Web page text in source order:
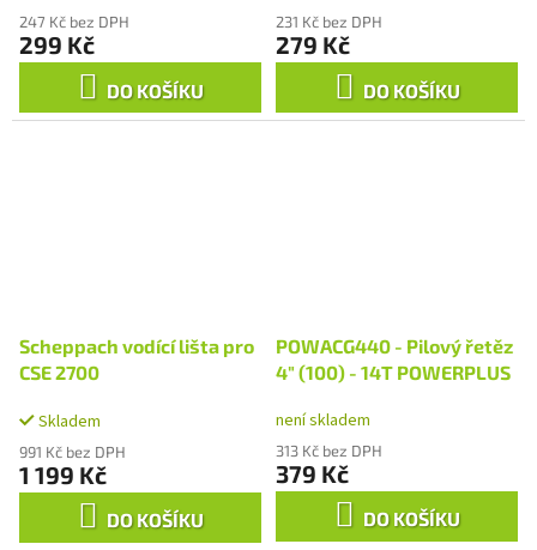
247 Kč bez DPH
299 Kč
DO KOŠÍKU
231 Kč bez DPH
279 Kč
DO KOŠÍKU
Scheppach vodící lišta pro
CSE 2700
Skladem
991 Kč bez DPH
1 199 Kč
DO KOŠÍKU
POWACG440 - Pilový řetěz
4" (100) - 14T POWERPLUS
není skladem
313 Kč bez DPH
379 Kč
DO KOŠÍKU